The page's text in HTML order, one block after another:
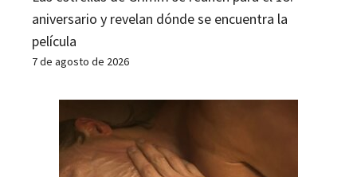
aniversario y revelan dónde se encuentra la
película
7 de agosto de 2026